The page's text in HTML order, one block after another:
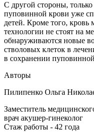
С другой стороны,
пуповинной крови уже
детей. Кроме того, кровь
технологии не стоят на
обнаруживаются новые
стволовых клеток в
в сохранении
Авторы
Пилипенко Ольга
Заместитель
врач акушер-гинеколог
Стаж работы - 42 года